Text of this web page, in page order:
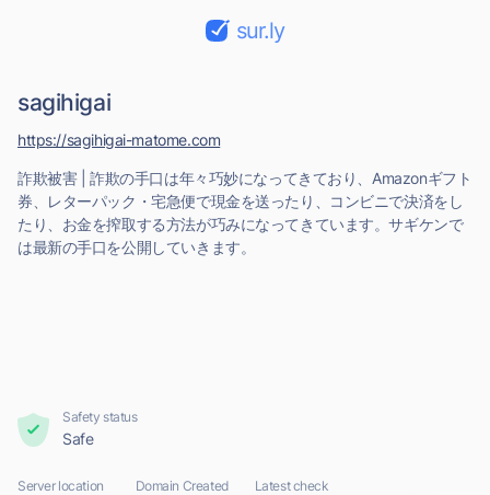
sur.ly
sagihigai
詐欺被害 | 詐欺の手口は年々巧妙になってきており、Amazonギフト
券、レターパック・宅急便で現金を送ったり、コンビニで決済をし
たり、お金を搾取する方法が巧みになってきています。サギケンで
は最新の手口を公開していきます。
https://sagihigai-matome.com
Safety status
Safe
Server location Domain Created Latest check